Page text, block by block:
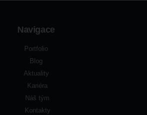
Navigace
Portfolio
Blog
Aktuality
Kariéra
Náš tým
Kontakty